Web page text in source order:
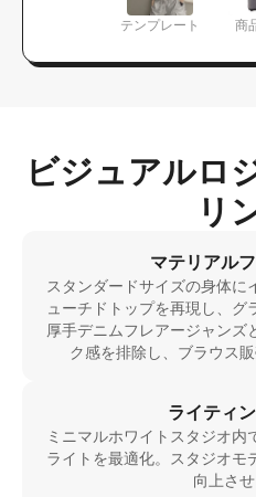
テンプレート 商
ビジュアルロ
リ
マテリアル
スタンダードサイズの身体に
ューチドトップを再現し、グ
厚手デニムフレアージャンズ
ク感を排除し、ブラウス
ライティ
ミニマルホワイトスタジオ内
ライトを最適化。スタジオモ
向上させ